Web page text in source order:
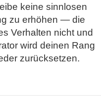
keine sinnlosen
zu erhöhen — die
Verhalten nicht und
wird deinen Rang
zurücksetzen.